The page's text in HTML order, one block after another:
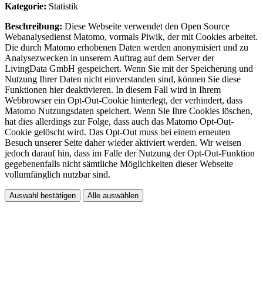
Kategorie: Statistik
Beschreibung: Diese Webseite verwendet den Open Source
Webanalysedienst Matomo, vormals Piwik, der mit Cookies arbeitet.
Die durch Matomo erhobenen Daten werden anonymisiert und zu
Analysezwecken in unserem Auftrag auf dem Server der
LivingData GmbH gespeichert. Wenn Sie mit der Speicherung und
Nutzung Ihrer Daten nicht einverstanden sind, können Sie diese
Funktionen hier deaktivieren. In diesem Fall wird in Ihrem
Webbrowser ein Opt-Out-Cookie hinterlegt, der verhindert, dass
Matomo Nutzungsdaten speichert. Wenn Sie Ihre Cookies löschen,
hat dies allerdings zur Folge, dass auch das Matomo Opt-Out-
Cookie gelöscht wird. Das Opt-Out muss bei einem erneuten
Besuch unserer Seite daher wieder aktiviert werden. Wir weisen
jedoch darauf hin, dass im Falle der Nutzung der Opt-Out-Funktion
gegebenenfalls nicht sämtliche Möglichkeiten dieser Webseite
vollumfänglich nutzbar sind.
Auswahl bestätigen Alle auswählen